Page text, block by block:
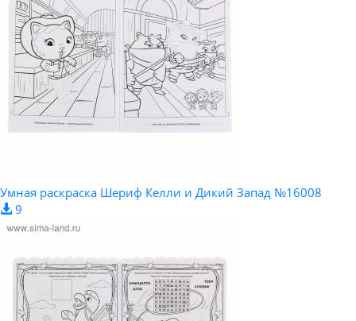
Умная раскраска Шериф Келли и Дикий Запад №16008
9